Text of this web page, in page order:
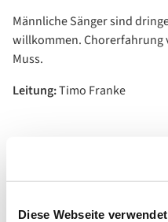
Diese Webseite
Männliche Sänger sind
willkommen. Chorerfahrung
Muss.
Leitung:Timo Franke